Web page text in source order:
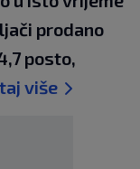
prodano
posto,
više